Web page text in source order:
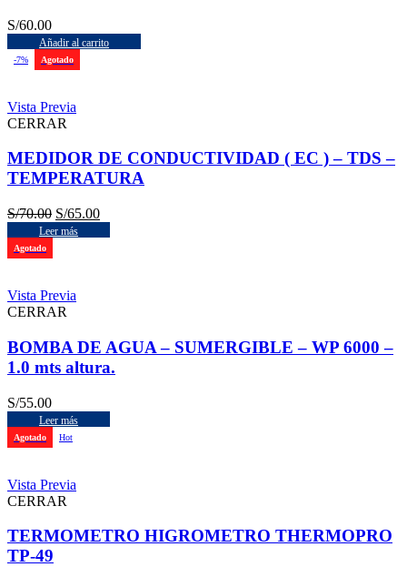
S/60.00
Añadir al carrito
-7% Agotado
Vista Previa
CERRAR
MEDIDOR DE CONDUCTIVIDAD ( EC ) – TDS –
TEMPERATURA
S/70.00 S/65.00
Leer más
Agotado
Vista Previa
CERRAR
BOMBA DE AGUA – SUMERGIBLE – WP 6000 –
1.0 mts altura.
S/55.00
Leer más
Agotado Hot
Vista Previa
CERRAR
TERMOMETRO HIGROMETRO THERMOPRO
TP-49